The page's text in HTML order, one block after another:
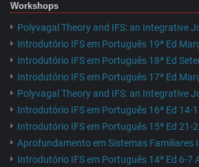
Workshops
Polyvagal Theory and IFS: an Integrative
Introdutório IFS em Português 19ª Ed
Introdutório IFS em Português 18ª Ed
Introdutório IFS em Português 17ª Ed
Polyvagal Theory and IFS: an Integrative
Introdutório IFS em Português 16ª Ed 14-
Introdutório IFS em Português 15ª Ed 21-
Aprofundamento em Sistemas Familiares
Introdutório IFS em Português 14ª Ed 6-7